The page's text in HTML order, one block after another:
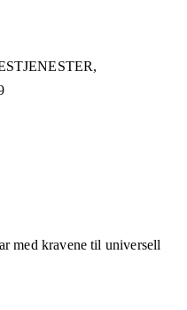
med kravene til universell